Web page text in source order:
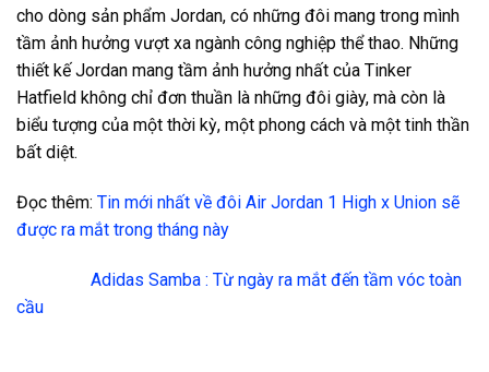
cho dòng sản phẩm Jordan, có những đôi mang trong mình
tầm ảnh hưởng vượt xa ngành công nghiệp thể thao. Những
thiết kế Jordan mang tầm ảnh hưởng nhất của Tinker
Hatfield không chỉ đơn thuần là những đôi giày, mà còn là
biểu tượng của một thời kỳ, một phong cách và một tinh thần
bất diệt.
Đọc thêm: Tin mới nhất về đôi Air Jordan 1 High x Union sẽ
được ra mắt trong tháng này
Adidas Samba : Từ ngày ra mắt đến tầm vóc toàn
cầu